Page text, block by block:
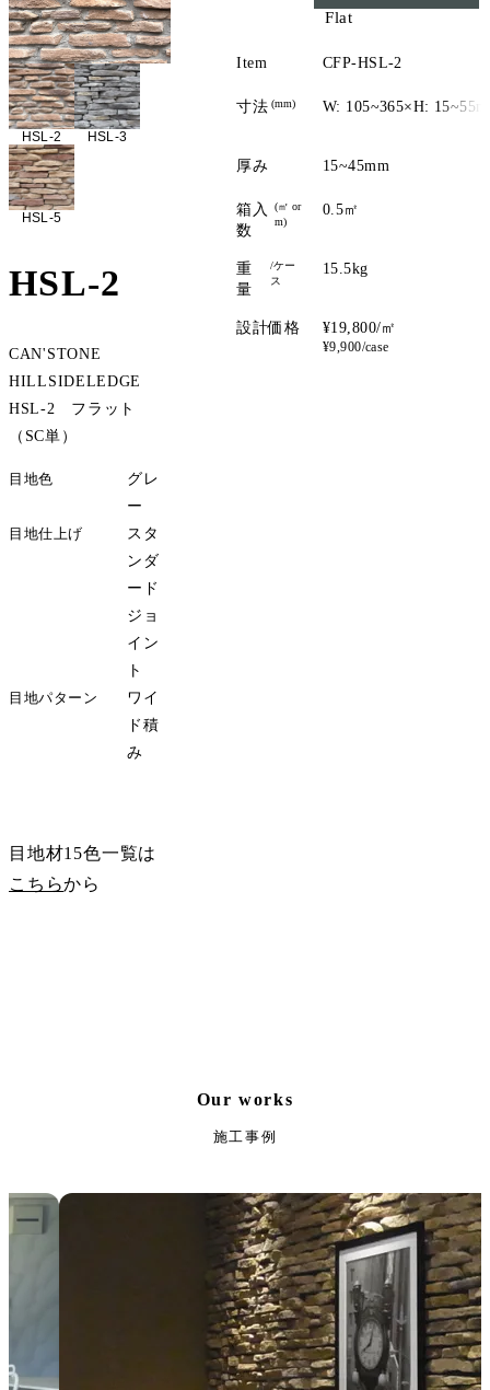
HSL-2 HSL-3
HSL-5
HSL-2
CAN'STONE
HILLSIDELEDGE
HSL-2 フラット
（SC単）
目地色
グレ
ー
目地仕上げ
スタ
ンダ
ード
ジョ
イン
ト
目地パターン
ワイ
ド積
み
目地材15色一覧は
こちらから
Item
寸法 (mm)
厚み
箱入
数
(㎡ or
m)
重
量
/ケー
ス
設計価格
Flat
CFP-HSL-2
W: 105~365×H:
15~45mm
0.5㎡
15.5kg
¥19,800/㎡
¥9,900/case
Our works
施工事例